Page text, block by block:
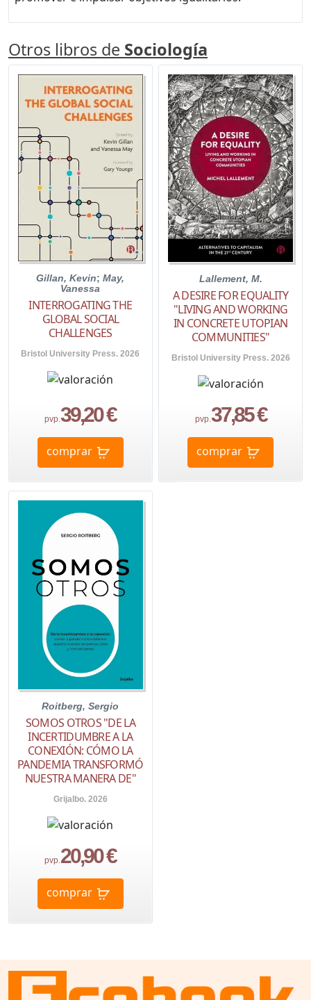
Otros libros de Sociología
Gillan, Kevin;May,
Vanessa
INTERROGATING THE
GLOBAL SOCIAL
CHALLENGES
Bristol University Press. 2026
pvp.39,20 €
comprar
Lallement, M.
A DESIRE FOR EQUALITY
"LIVING AND WORKING
IN CONCRETE UTOPIAN
COMMUNITIES"
Bristol University Press. 2026
pvp. 37,85 €
comprar
Roitberg, Sergio
SOMOS OTROS "DE LA
INCERTIDUMBRE A LA
CONEXIÓN: CÓMO LA
PANDEMIA TRANSFORMÓ
NUESTRA MANERA DE"
Grijalbo. 2026
pvp.20,90 €
comprar